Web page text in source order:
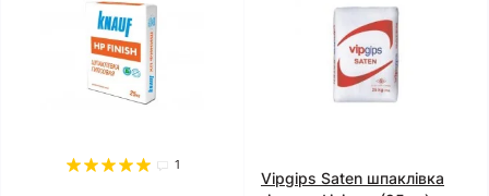
1
Vipgips Saten шпаклівка